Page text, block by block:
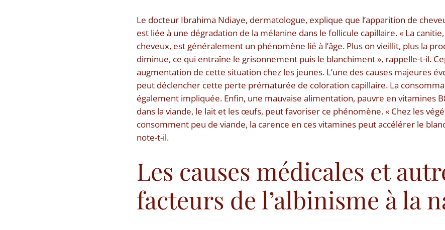
Le docteur Ibrahima Ndiaye, dermatologue, explique que l’apparition de
est liée à une dégradation de la mélanine dans le follicule capillaire. « La
cheveux, est généralement un phénomène lié à l’âge. Plus on vieillit, plus la
diminue, ce qui entraîne le grisonnement puis le blanchiment », rappelle-t-il.
augmentation de cette situation chez les jeunes. L’une des causes majeures
peut déclencher cette perte prématurée de coloration capillaire. La
également impliquée. Enfin, une mauvaise alimentation, pauvre en vitamines
dans la viande, le lait et les œufs, peut favoriser ce phénomène. « Chez les
consomment peu de viande, la carence en ces vitamines peut accélérer le
note-t-il.
Les causes médicales et
facteurs de l’albinisme à la